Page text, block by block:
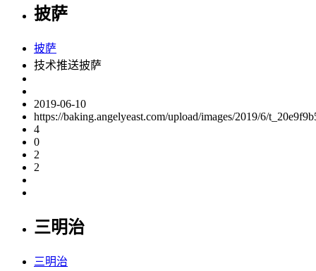
披萨
披萨
技术推送披萨
2019-06-10
https://baking.angelyeast.com/upload/images/2019/6/
4
0
2
2
三明治
三明治